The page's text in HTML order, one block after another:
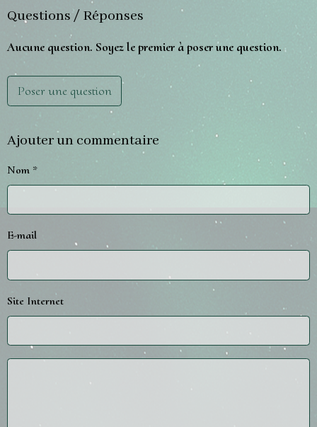
Questions / Réponses
Aucune question. Soyez le premier à poser une question.
Poser une question
Ajouter un commentaire
Nom
E-mail
Site Internet